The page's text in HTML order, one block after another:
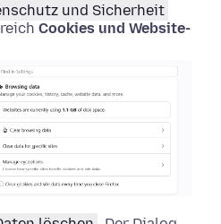
und Sicherheit
Cookies und Website-